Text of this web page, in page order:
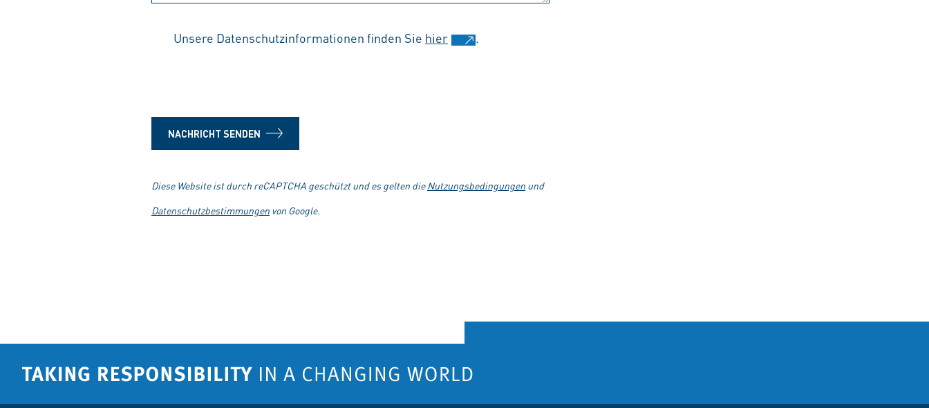
Unsere Datenschutzinformationen finden Sie hier .
NACHRICHT SENDEN
Diese Website ist durch reCAPTCHA geschützt und es gelten dieNutzungsbedingungen und
Datenschutzbestimmungen von Google.